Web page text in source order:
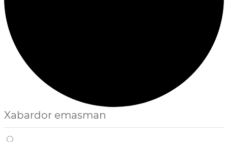
Xabardor emasman